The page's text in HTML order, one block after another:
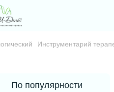
Инструментарий
По популярности